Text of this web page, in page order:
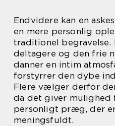
Endvidere kan en
en mere personlig
traditionel begravelse.
deltagere og den frie
danner en intim
forstyrrer den dybe
Flere vælger derfor
da det giver
personligt præg, der
meningsfuldt.